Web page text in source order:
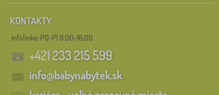
KONTAKTY
infolinka: PO-PI 8:00-16:00
+421233 215 599
info@babynabytek.sk